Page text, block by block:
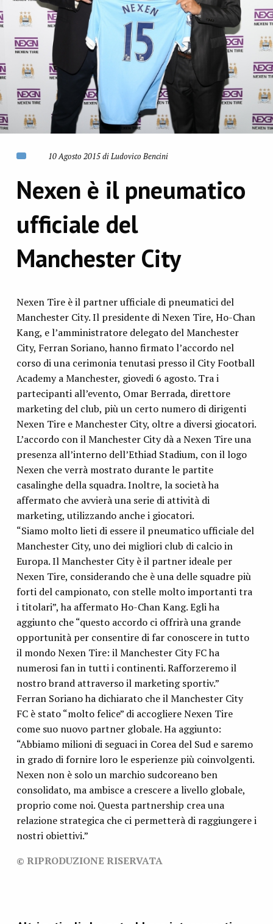
10 Agosto 2015 di Ludovico Bencini
Nexen è il pneumatico
ufficiale del
Manchester City
Nexen Tire è il partner ufficiale di pneumatici del
Manchester City. Il presidente di Nexen Tire, Ho-Chan
Kang, e l’amministratore delegato del Manchester
City, Ferran Soriano, hanno firmato l’accordo nel
corso di una cerimonia tenutasi presso il City Football
Academy a Manchester, giovedi 6 agosto. Tra i
partecipanti all’evento, Omar Berrada, direttore
marketing del club, più un certo numero di dirigenti
Nexen Tire e Manchester City, oltre a diversi giocatori.
L’accordo con il Manchester City dà a Nexen Tire una
presenza all’interno dell’Ethiad Stadium, con il logo
Nexen che verrà mostrato durante le partite
casalinghe della squadra. Inoltre, la società ha
affermato che avvierà una serie di attività di
marketing, utilizzando anche i giocatori.
“Siamo molto lieti di essere il pneumatico ufficiale del
Manchester City, uno dei migliori club di calcio in
Europa. Il Manchester City è il partner ideale per
Nexen Tire, considerando che è una delle squadre più
forti del campionato, con stelle molto importanti tra
i titolari”, ha affermato Ho-Chan Kang. Egli ha
aggiunto che “questo accordo ci offrirà una grande
opportunità per consentire di far conoscere in tutto
il mondo Nexen Tire: il Manchester City FC ha
numerosi fan in tutti i continenti. Rafforzeremo il
nostro brand attraverso il marketing sportiv.”
Ferran Soriano ha dichiarato che il Manchester City
FC è stato “molto felice” di accogliere Nexen Tire
come suo nuovo partner globale. Ha aggiunto:
“Abbiamo milioni di seguaci in Corea del Sud e saremo
in grado di fornire loro le esperienze più coinvolgenti.
Nexen non è solo un marchio sudcoreano ben
consolidato, ma ambisce a crescere a livello globale,
proprio come noi. Questa partnership crea una
relazione strategica che ci permetterà di raggiungere i
nostri obiettivi.”
© RIPRODUZIONE RISERVATA